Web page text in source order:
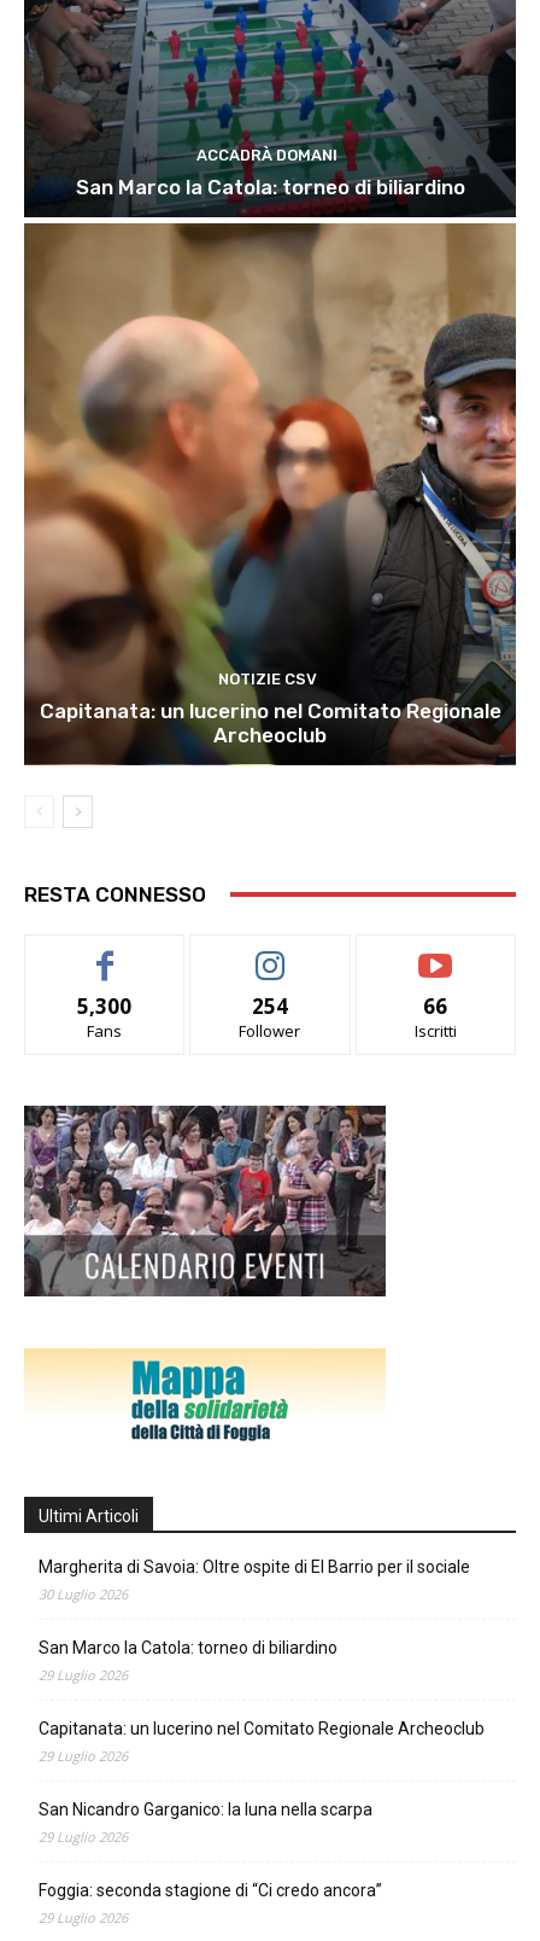
ACCADRÀ DOMANI
San Marco la Catola: torneo di biliardino
NOTIZIE CSV
Capitanata: un lucerino nel Comitato Regionale
Archeoclub
RESTA CONNESSO
5,300
Fans
254
Follower
66
Iscritti
Ultimi Articoli
Margherita di Savoia: Oltre ospite di El Barrio per il sociale
30 Luglio 2026
San Marco la Catola: torneo di biliardino
29 Luglio 2026
Capitanata: un lucerino nel Comitato Regionale Archeoclub
29 Luglio 2026
San Nicandro Garganico: la luna nella scarpa
29 Luglio 2026
Foggia: seconda stagione di “Ci credo ancora”
29 Luglio 2026